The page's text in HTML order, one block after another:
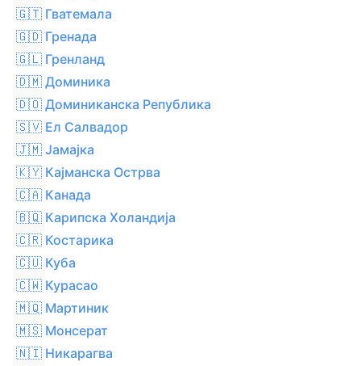
🇬🇹 Гватемала
🇬🇩 Гренада
🇬🇱 Гренланд
🇩🇲 Доминика
🇩🇴 Доминиканска Република
🇸🇻 Ел Салвадор
🇯🇲 Јамајка
🇰🇾 Кајманска Острва
🇨🇦 Канада
🇧🇶 Карипска Холандија
🇨🇷 Костарика
🇨🇺 Куба
🇨🇼 Курасао
🇲🇶 Мартиник
🇲🇸 Монсерат
🇳🇮 Никарагва